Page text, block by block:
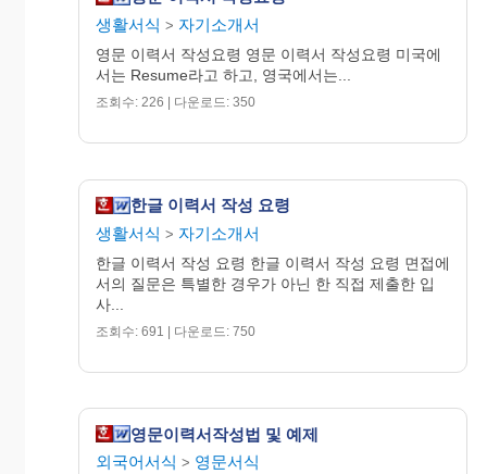
Personal Data 라고도 한다.
을 써야한다.
Number로 표기한다.
다. 출생지(Place of Birth): Permanent Adress 또는
보통의 영문 주소 기재와 같은 순서로 쓴다.
다. 현주소(Present Adress): 주민등록에 기재된
주소를 쓴다.
딸임을 밝힌다. 경우에 따라서는 아버지의 직
업(Father's Occupation) 을 쓰는 수도
있다.
생활서식 > 자기소개서
영문 이력서 작성요령 영문 이력서 작성요령 미국에
서는 Resume라고 하고, 영국에서는...
조회수: 226 | 다운로드: 350
한글 이력서 작성 요령
생활서식 > 자기소개서
한글 이력서 작성 요령 한글 이력서 작성 요령 면접에
서의 질문은 특별한 경우가 아닌 한 직접 제출한 입
사...
조회수: 691 | 다운로드: 750
영문이력서작성법 및 예제
외국어서식 > 영문서식